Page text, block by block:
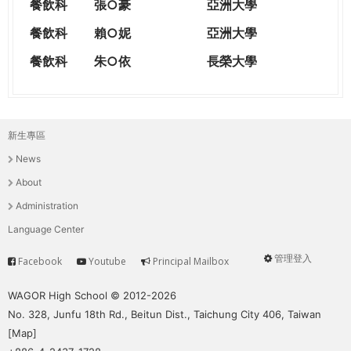
餐飲科 張○豪
亞洲大學
餐飲科
賴○妮
亞洲大學
餐飲科
朱○依 長榮大學
主
選
單
新生專區
News
About
Administration
Language Center
User
管理登入
Service
Facebook Youtube Principal Mailbox
WAGOR High School © 2012-2026
No. 328, Junfu 18th Rd., Beitun Dist., Taichung City 406, Taiwan
[Map]